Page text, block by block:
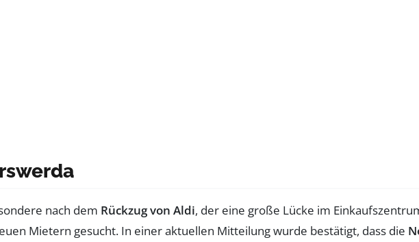
nach dem Rückzug von Aldi, der eine große Lücke im
Mietern gesucht. In einer aktuellen Mitteilung wurde bestätigt, dass die